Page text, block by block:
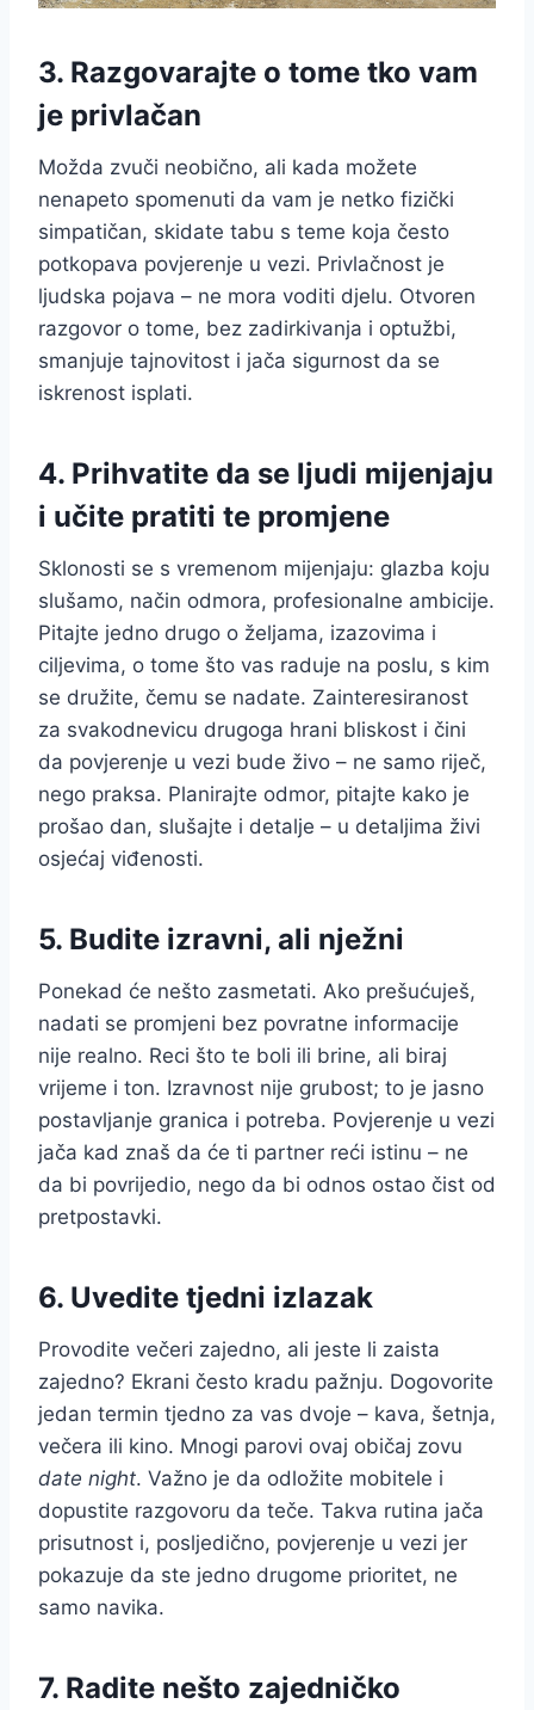
3. Razgovarajte o tome tko vam
je privlačan
Možda zvuči neobično, ali kada možete
nenapeto spomenuti da vam je netko fizički
simpatičan, skidate tabu s teme koja često
potkopava povjerenje u vezi. Privlačnost je
ljudska pojava – ne mora voditi djelu. Otvoren
razgovor o tome, bez zadirkivanja i optužbi,
smanjuje tajnovitost i jača sigurnost da se
iskrenost isplati.
4. Prihvatite da se ljudi mijenjaju
i učite pratiti te promjene
Sklonosti se s vremenom mijenjaju: glazba koju
slušamo, način odmora, profesionalne ambicije.
Pitajte jedno drugo o željama, izazovima i
ciljevima, o tome što vas raduje na poslu, s kim
se družite, čemu se nadate. Zainteresiranost
za svakodnevicu drugoga hrani bliskost i čini
da povjerenje u vezi bude živo – ne samo riječ,
nego praksa. Planirajte odmor, pitajte kako je
prošao dan, slušajte i detalje – u detaljima živi
osjećaj viđenosti.
5. Budite izravni, ali nježni
Ponekad će nešto zasmetati. Ako prešućuješ,
nadati se promjeni bez povratne informacije
nije realno. Reci što te boli ili brine, ali biraj
vrijeme i ton. Izravnost nije grubost; to je jasno
postavljanje granica i potreba. Povjerenje u vezi
jača kad znaš da će ti partner reći istinu – ne
da bi povrijedio, nego da bi odnos ostao čist od
pretpostavki.
6. Uvedite tjedni izlazak
Provodite večeri zajedno, ali jeste li zaista
zajedno? Ekrani često kradu pažnju. Dogovorite
jedan termin tjedno za vas dvoje – kava, šetnja,
večera ili kino. Mnogi parovi ovaj običaj zovu
date night. Važno je da odložite mobitele i
dopustite razgovoru da teče. Takva rutina jača
prisutnost i, posljedično, povjerenje u vezi jer
pokazuje da ste jedno drugome prioritet, ne
samo navika.
7. Radite nešto zajedničko